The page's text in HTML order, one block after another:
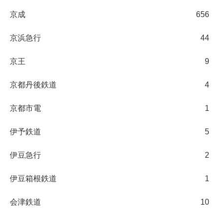
京成 656
京浜急行 44
京王 9
京都丹後鉄道 4
京都市電 1
伊予鉄道 5
伊豆急行 2
伊豆箱根鉄道 1
会津鉄道 10